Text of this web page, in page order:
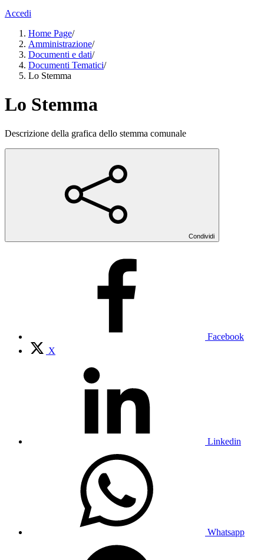
Accedi
Home Page/
Amministrazione/
Documenti e dati/
Documenti Tematici/
Lo Stemma
Lo Stemma
Descrizione della grafica dello stemma comunale
Condividi
Facebook
X
Linkedin
Whatsapp